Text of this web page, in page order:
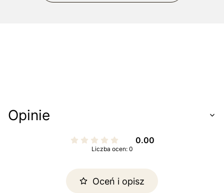
Opinie
0.00
Liczba ocen: 0
Oceń i opisz